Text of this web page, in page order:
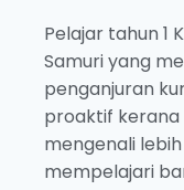
Pelajar tahun 1
Samuri yang
penganjuran
proaktif
mengenali
mempelajari